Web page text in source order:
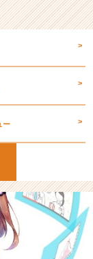
>
>
ー >